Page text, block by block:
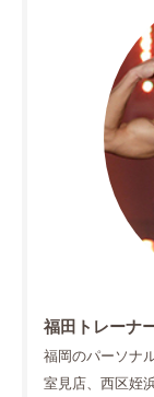
福田トレーナ
福岡のパーソナ
室見店、西区姪